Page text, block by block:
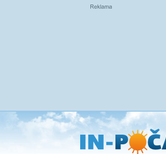
Přejít
na
hlavní
obsah